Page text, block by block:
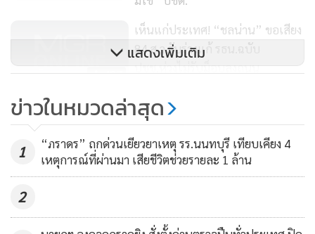
นายคำนูณ กล่าวว่า ที่สำคัญ มีการตัดประเด็นการกำหนดให้รัฐ
ต้องจัดสรรงบประมาณให้เพียงพอกับการปฏิบัติหน้าที่โดยอิสระ
ขอแปรงบประมาณออกไป เป็นการคุมการเงินตั้งแต่ตั้งงบ
ประมาณ ซึ่งมีการออกแบบระบบตรวจสอบควบคุมให้มีการ
427
เห็นแก่ประเทศ! “ชลน่าน” ขอเสียง
84 ส.ว.รับร่างแก้ รธน.ฉบับ
ปชช.ห่วงไม่รับม็อบลงถนน
343
ปชป.กังขาเจตนาภาค ปชช. แก้
รธน.ต้องอาศัยเสียง ส.ว.แต่กลับ
เสนอโละทิ้ง
แสดงเพิ่มเติม
ข่าวในหมวดล่าสุด
1
“ภราดร” ถกด่วนเยียวยาเหตุ รร.นนทบุรี เทียบเคียง 4
เหตุการณ์ที่ผ่านมา เสียชีวิตช่วยรายละ 1 ล้าน
2